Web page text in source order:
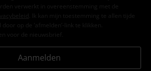
verwerkt in overeenstemming met de
. Ik kan mijn toestemming te allen tijde
op de ‘afmelden’-link te klikken.
voor de nieuwsbrief.
Aanmelden